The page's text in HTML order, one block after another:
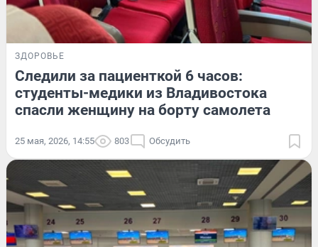
ЗДОРОВЬЕ
Следили за пациенткой 6 часов:
студенты-медики из Владивостока
спасли женщину на борту самолета
25 мая, 2026, 14:55 803 Обсудить